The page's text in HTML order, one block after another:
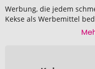
Werbung, die jedem
Kekse als Werbemittel